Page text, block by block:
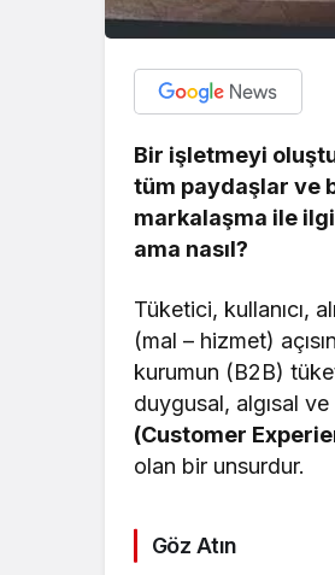
Bir işletmeyi
tüm paydaşlar ve
markalaşma ile
ama nasıl?
Tüketici, kullanıcı,
(mal – hizmet)
kurumun (B2B)
duygusal, algısal
(Customer
olan bir unsurdur.
Göz Atın